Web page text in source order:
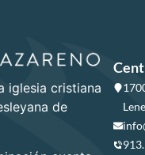
iglesia cristiana
de